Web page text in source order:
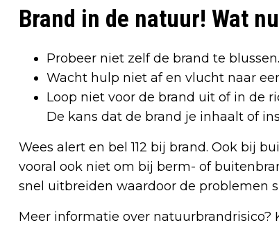
Brand in de natuur! Wat
Probeer niet zelf de brand te blussen.
Wacht hulp niet af en vlucht naar
Loop niet voor de brand uit of in de
De kans dat de brand je inhaalt of
Wees alert en bel 112 bij brand. Ook bij
vooral ook niet om bij berm- of
snel uitbreiden waardoor de problemen
Meer informatie over